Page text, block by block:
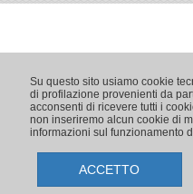
Su questo sito usiamo cookie
di profilazione provenienti da
acconsenti di ricevere tutti i
non inseriremo alcun cookie di
informazioni sul funzionamento
ACCETTO